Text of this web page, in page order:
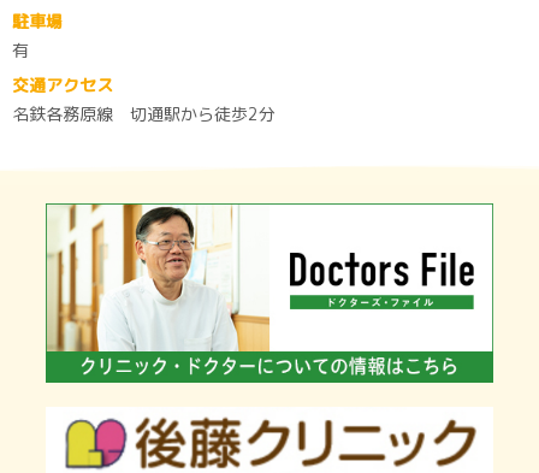
駐車場
有
交通アクセス
名鉄各務原線 切通駅から徒歩2分